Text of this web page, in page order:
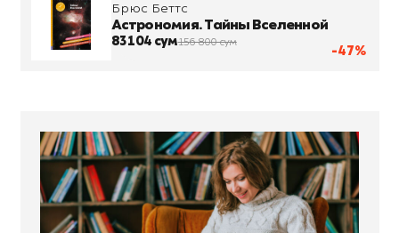
-47%
Брюс Беттс
Астрономия. Тайны Вселенной
83 104 сум156 800 сум